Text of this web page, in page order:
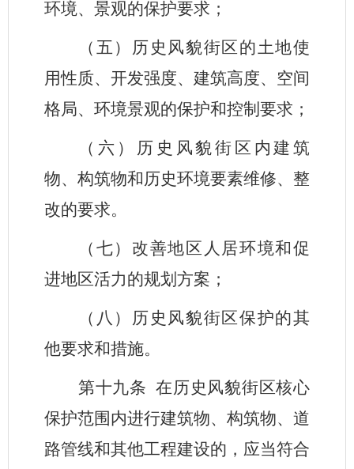
环境、景观的保护要求；
（五）历史风貌街区的土地使
用性质、开发强度、建筑高度、空间
格局、环境景观的保护和控制要求；
（六）历史风貌街区内建筑
物、构筑物和历史环境要素维修、整
改的要求。
（七）改善地区人居环境和促
进地区活力的规划方案；
（八）历史风貌街区保护的其
他要求和措施。
第十九条 在历史风貌街区核心
保护范围内进行建筑物、构筑物、道
路管线和其他工程建设的，应当符合